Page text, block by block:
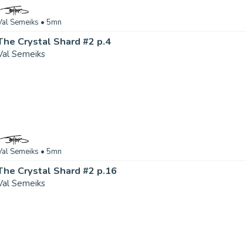
Semeiks • 5mn
Crystal Shard #2 p.4
Semeiks
Semeiks • 5mn
Crystal Shard #2 p.16
Semeiks